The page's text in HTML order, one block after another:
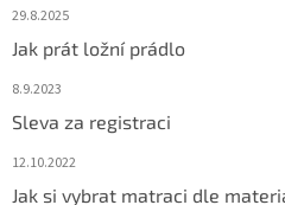
29.8.2025
Jak prát ložní prádlo
8.9.2023
Sleva za registraci
12.10.2022
Jak si vybrat matraci dle